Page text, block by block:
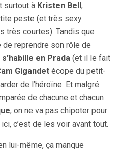
surtout à Kristen Bell ,
peste (et très sexy
très courtes). Tandis que
de reprendre son rôle de
s’habille en Prada (et il le fait
Gigandet écope du petit-
de l’héroïne. Et malgré
de chacune et chacun
, on ne va pas chipoter pour
c’est de les voir avant tout.
lui-même, ça manque